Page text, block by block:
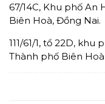
67/14C, Khu phố An
Biên Hoà, Đồng Nai.
111/61/1, tổ 22D,
Thành phố Biên